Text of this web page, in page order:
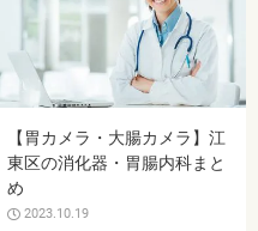
【胃カメラ・大腸カメラ】江
東区の消化器・胃腸内科まと
め
2023.10.19